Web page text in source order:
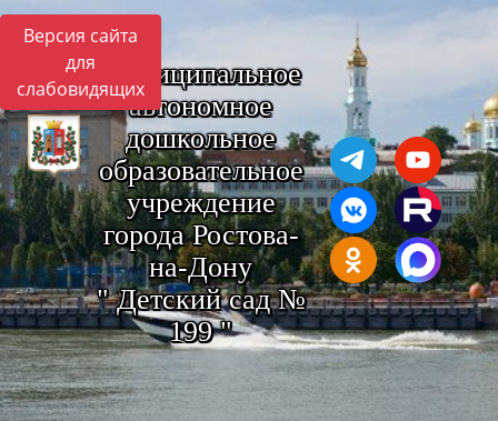
Версия сайта
для
слабовидящихМуниципальное
автономное
дошкольное
образовательное
учреждение
города Ростова-
на-Дону
" Детский сад №
199 "